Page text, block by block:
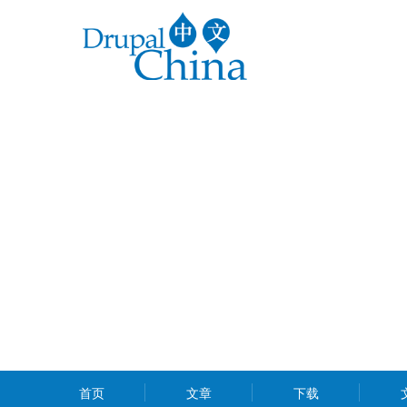
MENU
首页 文章 下载